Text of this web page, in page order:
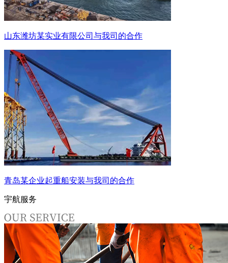
山东潍坊某实业有限公司与我司的合作
青岛某企业起重船安装与我司的合作
宇航服务